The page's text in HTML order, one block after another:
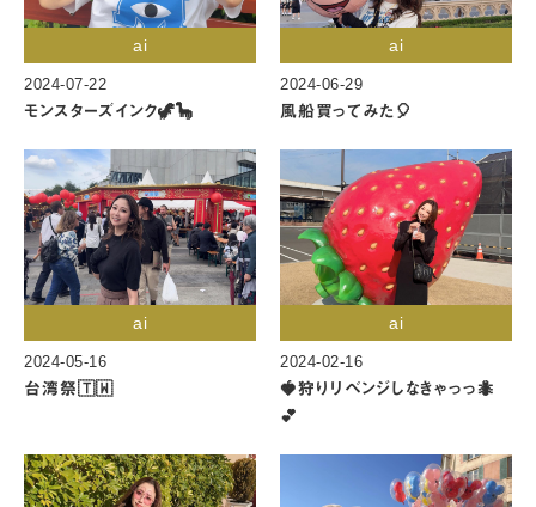
ai
2024-07-22
モンスターズインク🦖🦕
ai
2024-06-29
風船買ってみた🎈
ai
2024-05-16
台湾祭🇹🇼
ai
2024-02-16
🍓狩りリベンジしなきゃっっ🐜
💕